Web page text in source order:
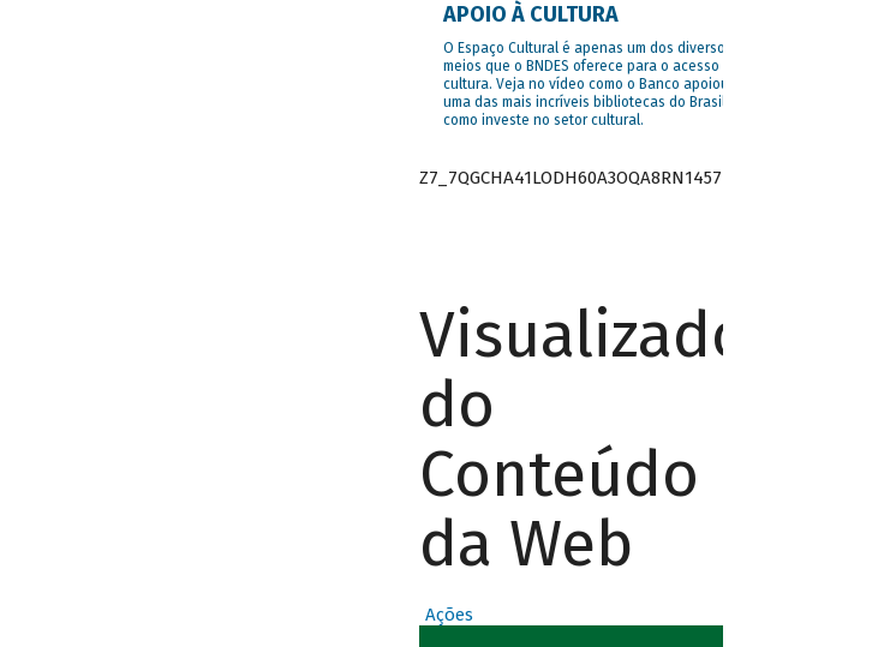
APOIO À CULTURA
O Espaço Cultural é apenas um dos diversos
meios que o BNDES oferece para o acesso à
cultura. Veja no vídeo como o Banco apoiou
uma das mais incríveis bibliotecas do Brasil e
como investe no setor cultural.
Z7_7QGCHA41LODH60A3OQA8RN1457
Visualizador
do
Conteúdo
da Web
Ações